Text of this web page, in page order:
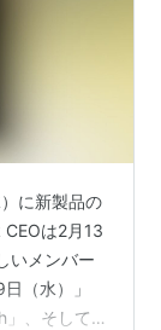
に新製品の
は2月13
いメンバー
（水）」
、そして